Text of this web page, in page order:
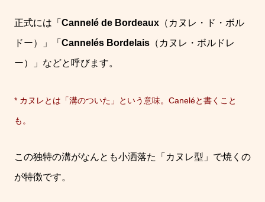
正式には「 Cannelé de Bordeaux （カヌレ・ド・ボル
ドー）」「 Cannelés Bordelais （カヌレ・ボルドレ
ー）」などと呼びます。
* カヌレとは「溝のついた」という意味。Caneléと書くこと
も。
この独特の溝がなんとも小洒落た「カヌレ型」で焼くの
が特徴です。